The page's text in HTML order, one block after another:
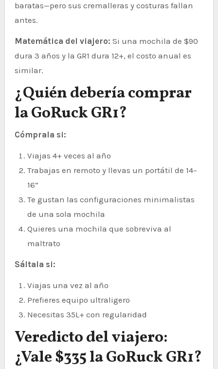
baratas—pero sus cremalleras y costuras fallan
antes.
Matemática del viajero: Si una mochila de $90
dura 3 años y la GR1 dura 12+, el costo anual es
similar.
¿Quién debería comprar
la GoRuck GR1?
Cómprala si:
Viajas 4+ veces al año
Trabajas en remoto y llevas un portátil de 14–
16”
Te gustan las configuraciones minimalistas
de una sola mochila
Quieres una mochila que sobreviva al
maltrato
Sáltala si:
Viajas una vez al año
Prefieres equipo ultraligero
Necesitas 35L+ con regularidad
Veredicto del viajero:
¿Vale $335 la GoRuck GR1?